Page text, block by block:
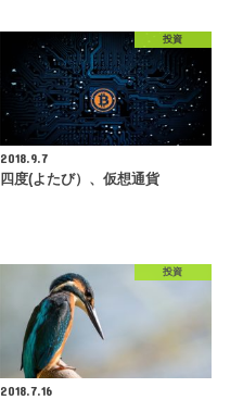
投資
2018.9.7
四度(よたび）、仮想通貨
投資
2018.7.16